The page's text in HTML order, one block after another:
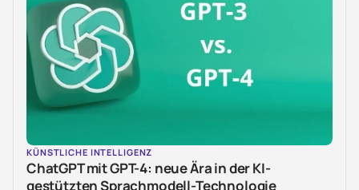
KÜNSTLICHE INTELLIGENZ
ChatGPT mit GPT-4: neue Ära in der KI-
gestützten Sprachmodell-Technologie